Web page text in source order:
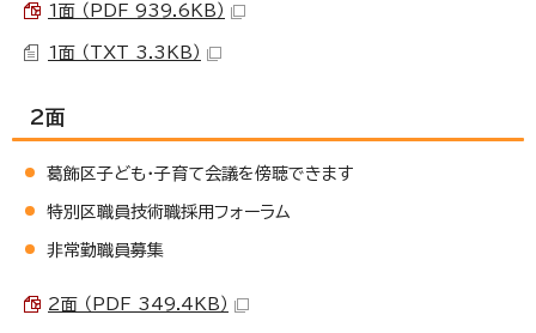
1面 （PDF 939.6KB）
1面 （TXT 3.3KB）
2面
葛飾区子ども・子育て会議を傍聴できます
特別区職員技術職採用フォーラム
非常勤職員募集
2面 （PDF 349.4KB）